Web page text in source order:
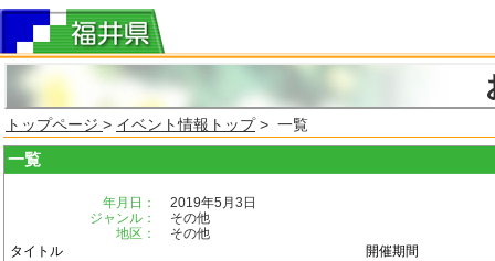
トップページ > イベント情報トップ> 一覧
一覧
年月日：
2019年5月3日
ジャンル：
その他
地区：
その他
タイトル
開催期間